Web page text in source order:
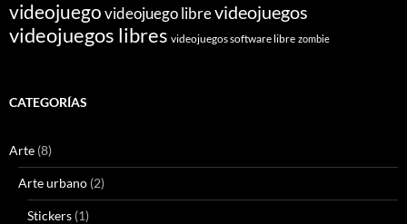
videojuegovideojuego librevideojuegos
videojuegos libres videojuegos software libre zombie
CATEGORÍAS
Arte (8)
Arte urbano (2)
Stickers (1)